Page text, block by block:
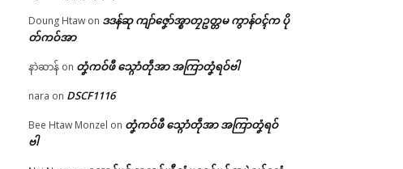
Doung Htaw on ဒဒန်ဆု ကျာ်ဇၞော်အ္စာတၠဥတ္တမ ကွာန်ဝၚ်က ပို
တ်ကဝ်အာ
နာဲဆာန် on တၞံကဝ်ဖီ သ္ဂောံတဵုအာ အကြာတၞံရဝ်ဗါ
nara on DSCF1116
Bee Htaw Monzel on တၞံကဝ်ဖီ သ္ဂောံတဵုအာ အကြာတၞံရဝ်
ဗါ